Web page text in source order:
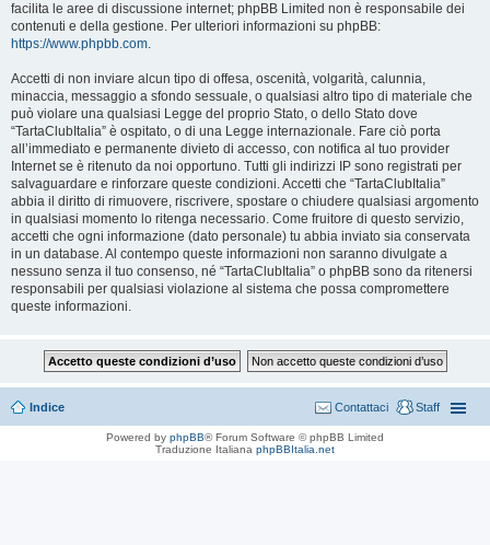
facilita le aree di discussione internet; phpBB Limited non è responsabile dei
contenuti e della gestione. Per ulteriori informazioni su phpBB:
https://www.phpbb.com.
Accetti di non inviare alcun tipo di offesa, oscenità, volgarità, calunnia,
minaccia, messaggio a sfondo sessuale, o qualsiasi altro tipo di materiale che
può violare una qualsiasi Legge del proprio Stato, o dello Stato dove
“TartaClubItalia” è ospitato, o di una Legge internazionale. Fare ciò porta
all’immediato e permanente divieto di accesso, con notifica al tuo provider
Internet se è ritenuto da noi opportuno. Tutti gli indirizzi IP sono registrati per
salvaguardare e rinforzare queste condizioni. Accetti che “TartaClubItalia”
abbia il diritto di rimuovere, riscrivere, spostare o chiudere qualsiasi argomento
in qualsiasi momento lo ritenga necessario. Come fruitore di questo servizio,
accetti che ogni informazione (dato personale) tu abbia inviato sia conservata
in un database. Al contempo queste informazioni non saranno divulgate a
nessuno senza il tuo consenso, né “TartaClubItalia” o phpBB sono da ritenersi
responsabili per qualsiasi violazione al sistema che possa compromettere
queste informazioni.
Indice Staff
Contattaci
Powered by phpBB® Forum Software © phpBB Limited
Traduzione Italiana phpBBItalia.net